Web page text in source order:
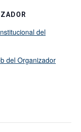
del
del Organizador